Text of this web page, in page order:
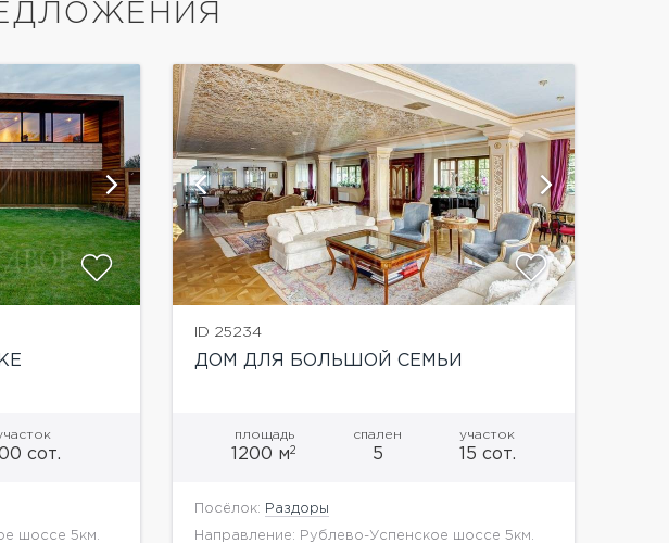
сот.
шоссе 5км.
ID 25234
ДОМ ДЛЯ БОЛЬШОЙ СЕМЬИ
площадь
1200 м2
спален
5
участок
15 сот.
Посёлок: Раздоры
Направление: Рублево-Успенское шоссе 5км.